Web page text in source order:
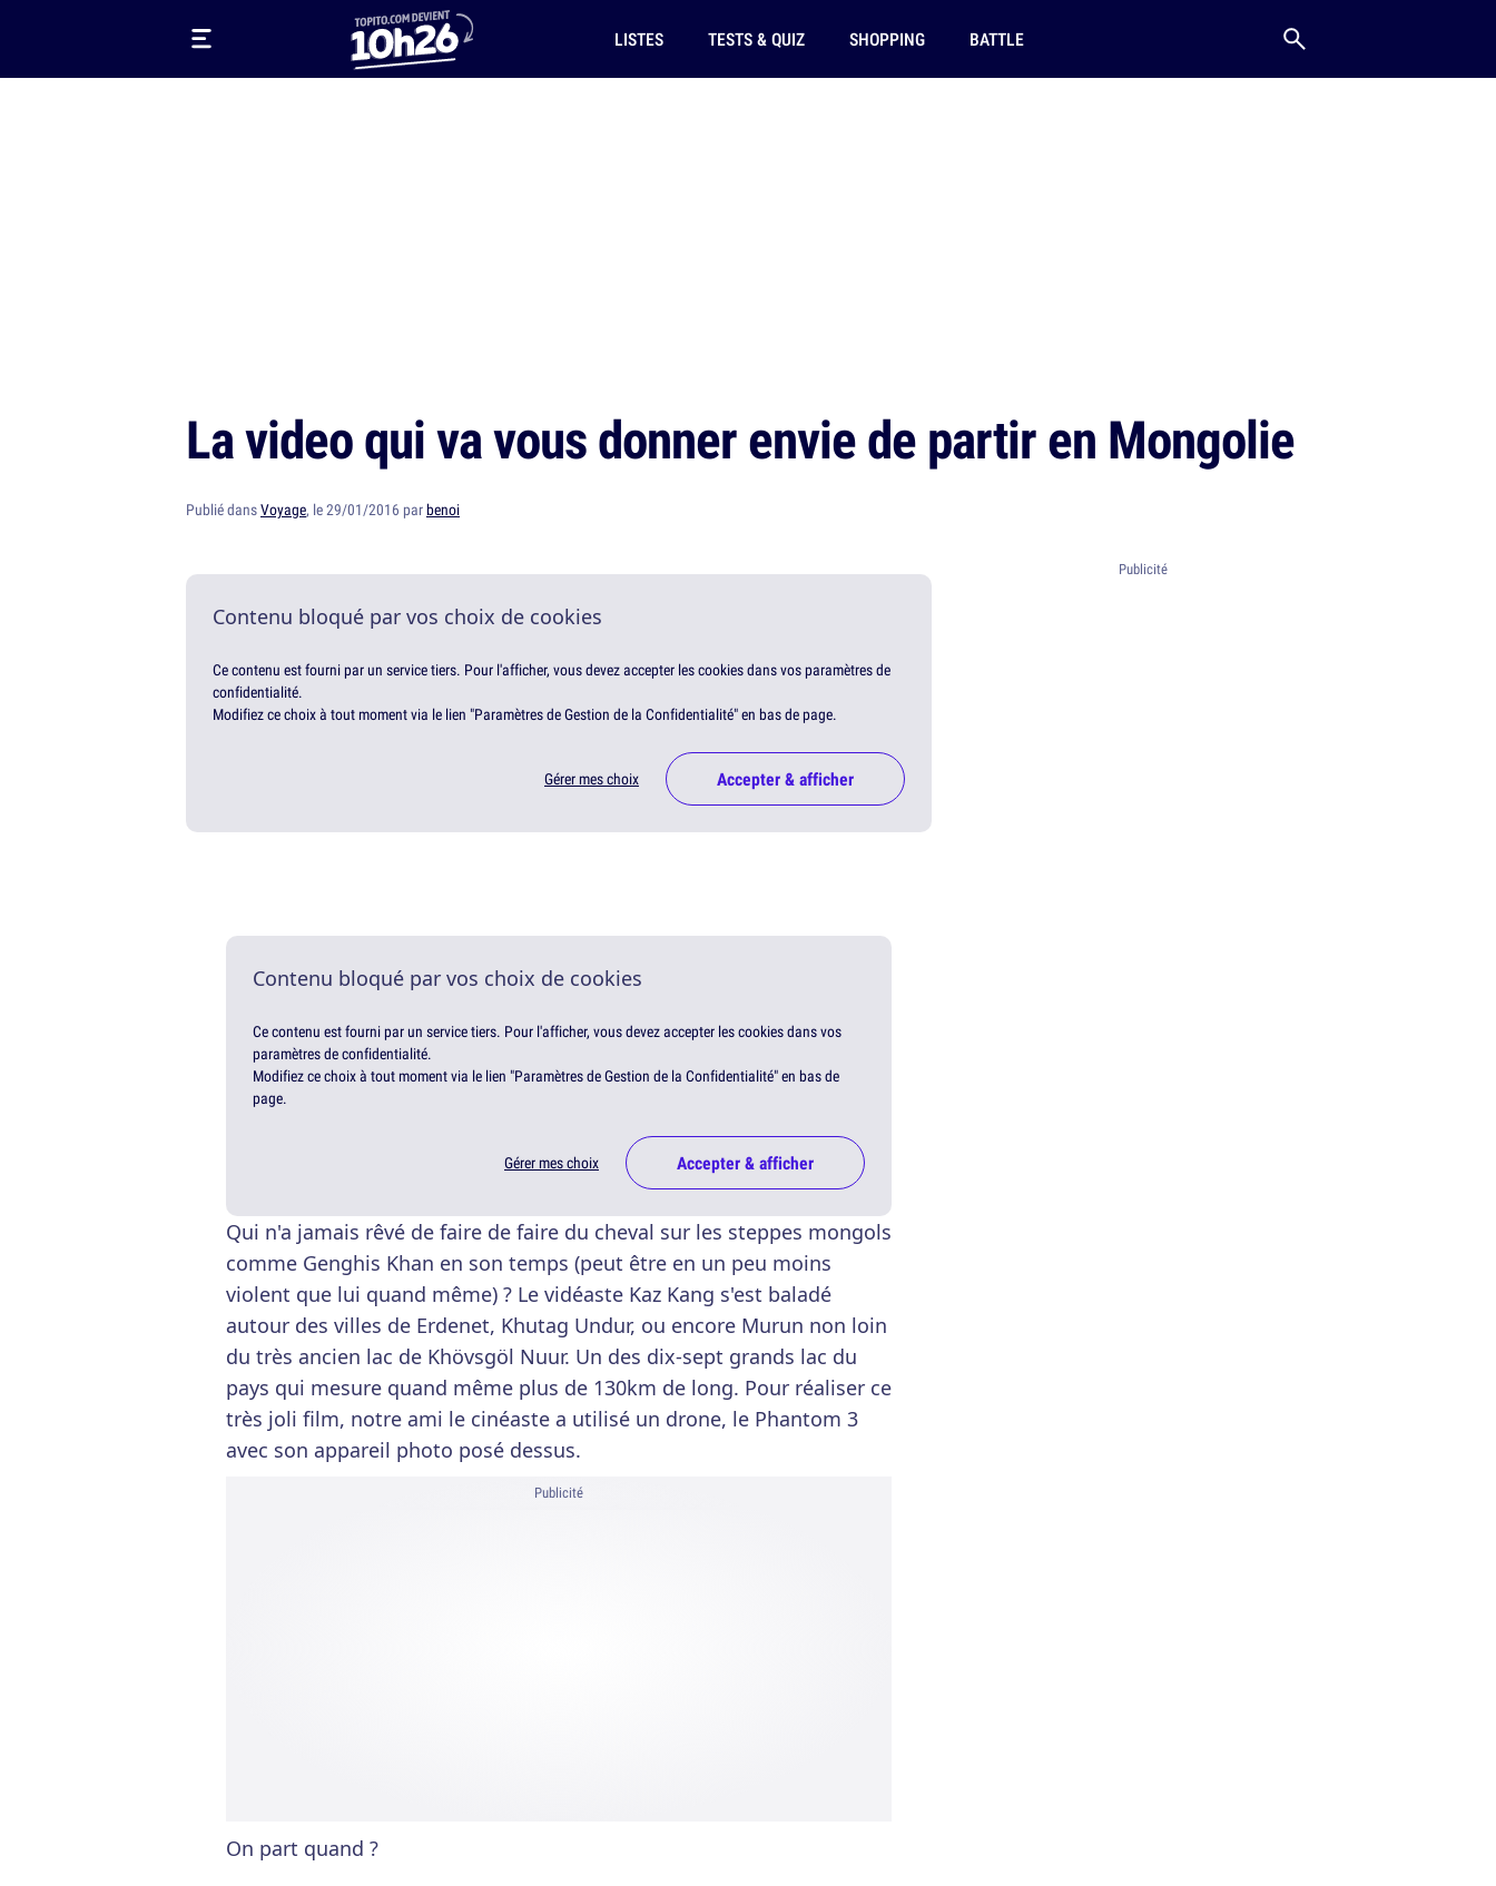
LISTES TESTS & QUIZ SHOPPING BATTLE
La video qui va vous donner envie de partir en Mongolie
Publié dansVoyage, le 29/01/2016 parbenoi
Contenu bloqué par vos choix de cookies
Ce contenu est fourni par un service tiers. Pour l'afficher, vous devez accepter les cookies dans vos paramètres de
confidentialité.
Modifiez ce choix à tout moment via le lien "Paramètres de Gestion de la Confidentialité" en bas de page.
Gérer mes choix Accepter & afficher
Contenu bloqué par vos choix de cookies
Ce contenu est fourni par un service tiers. Pour l'afficher, vous devez accepter les cookies dans vos
paramètres de confidentialité.
Modifiez ce choix à tout moment via le lien "Paramètres de Gestion de la Confidentialité" en bas de
page.
Gérer mes choix Accepter & afficher
Qui n'a jamais rêvé de faire de faire du cheval sur les steppes mongols
comme Genghis Khan en son temps (peut être en un peu moins
violent que lui quand même) ? Le vidéaste Kaz Kang s'est baladé
autour des villes de Erdenet, Khutag Undur, ou encore Murun non loin
du très ancien lac de Khövsgöl Nuur. Un des dix-sept grands lac du
pays qui mesure quand même plus de 130km de long. Pour réaliser ce
très joli film, notre ami le cinéaste a utilisé un drone, le Phantom 3
avec son appareil photo posé dessus.
Publicité
On part quand ?